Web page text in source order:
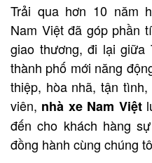
Trải qua hơn 10 năm
Nam Việt đã góp phần
giao thương, đi lại giữa
thành phố mới năng
thiệp, hòa nhã, tận
viên, nhà xe Nam Việt
đến cho khách hàng
đồng hành cùng chúng